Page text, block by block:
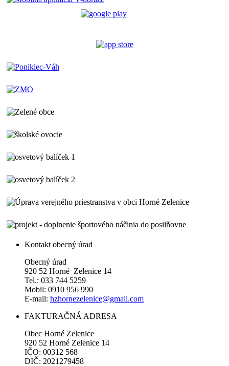
Kontakt obecný úrad
Obecný úrad
920 52 Horné Zelenice 14
Tel.: 033 744 5259
Mobil: 0910 956 990
E-mail: hzhornezelenice@gmail.com
FAKTURAČNÁ ADRESA
Obec Horné Zelenice
920 52 Horné Zelenice 14
IČO: 00312 568
DIČ: 2021279458